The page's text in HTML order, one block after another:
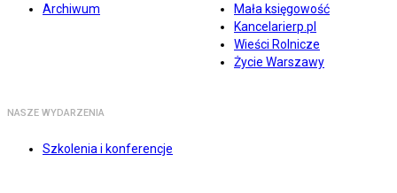
Archiwum
Mała księgowość
Kancelarierp.pl
Wieści Rolnicze
Życie Warszawy
NASZE WYDARZENIA
Szkolenia i konferencje